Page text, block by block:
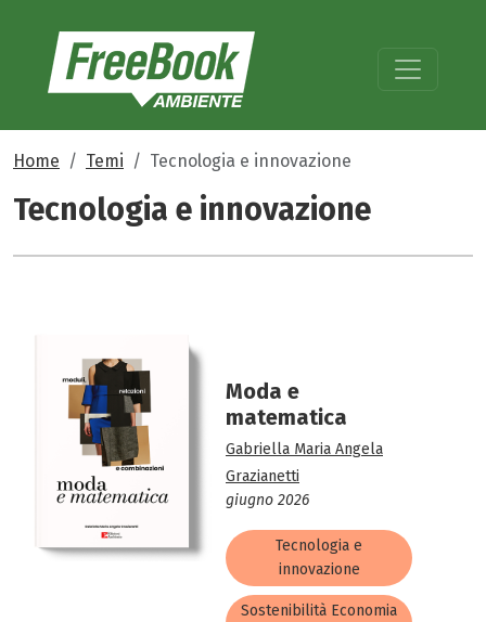
Home Temi Tecnologia e innovazione
Tecnologia e innovazione
Moda e
matematica
Gabriella Maria Angela
Grazianetti
giugno 2026
Tecnologia e
innovazione
Sostenibilità Economia